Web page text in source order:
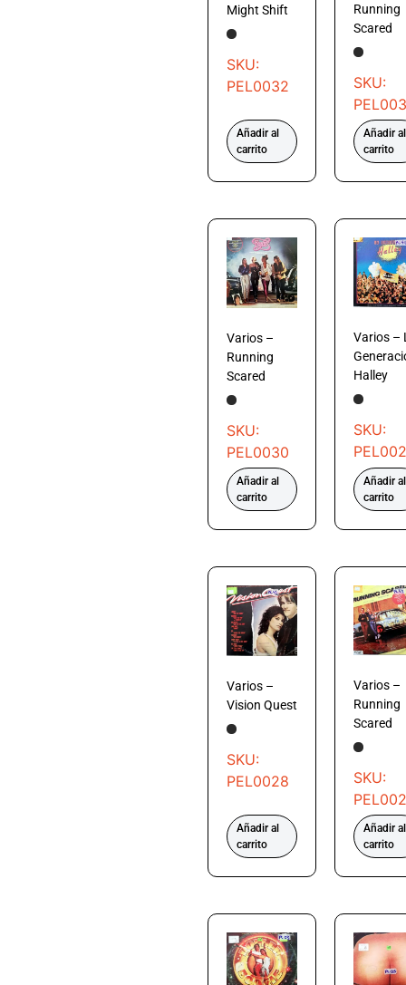
Might Shift
SKU:
PEL0032
Añadir al
carrito
Running
Scared
SKU:
Añadir al
carrito
Varios –
Running
Scared
SKU:
PEL0030
Añadir al
carrito
Varios –
Halley
SKU:
Añadir al
carrito
Varios –
Vision Quest
SKU:
PEL0028
Añadir al
carrito
Varios –
Running
Scared
SKU:
Añadir al
carrito